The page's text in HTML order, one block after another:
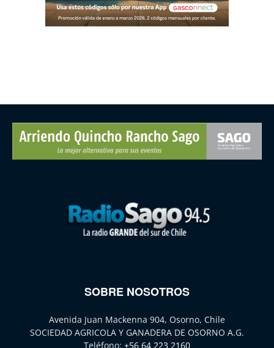
SOBRE NOSOTROS
Avenida Juan Mackenna 904, Osorno, Chile
SOCIEDAD AGRICOLA Y GANADERA DE OSORNO A.G.
Teléfono: +56 64 223 2160